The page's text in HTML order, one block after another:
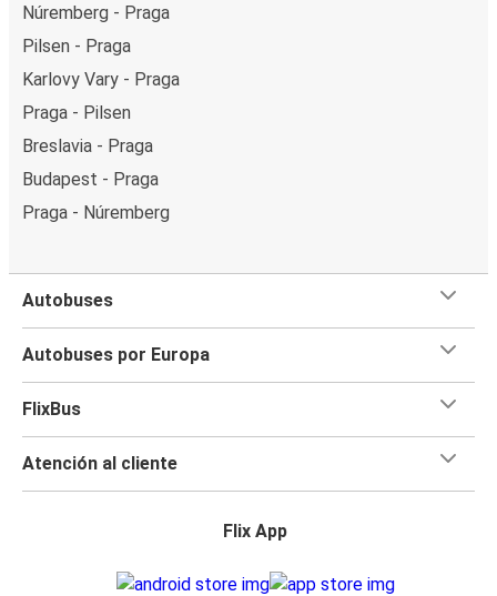
Núremberg - Praga
Pilsen - Praga
Karlovy Vary - Praga
Praga - Pilsen
Breslavia - Praga
Budapest - Praga
Praga - Núremberg
Autobuses
Autobuses por Europa
FlixBus
Atención al cliente
Flix App